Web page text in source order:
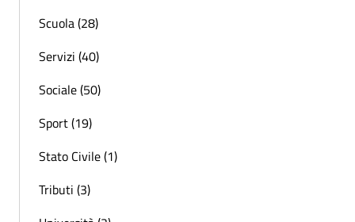
Scuola (28)
Servizi (40)
Sociale (50)
Sport (19)
Stato Civile (1)
Tributi (3)